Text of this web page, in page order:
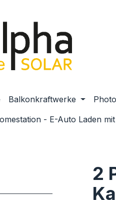
springen
Balkonkraftwerke
- E-Auto Laden
2